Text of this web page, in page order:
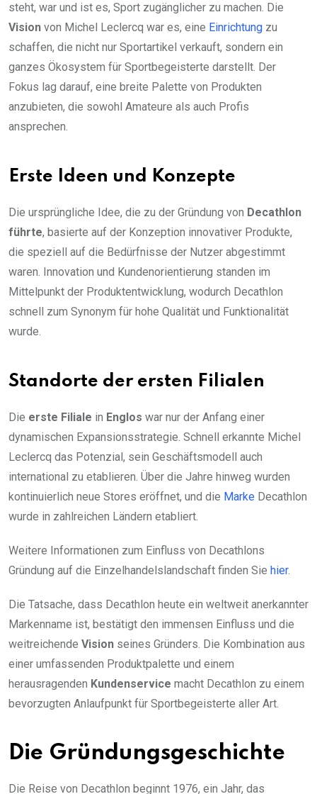
steht, war und ist es, Sport zugänglicher zu machen. Die
Vision von Michel Leclercq war es, eine Einrichtung zu
schaffen, die nicht nur Sportartikel verkauft, sondern ein
ganzes Ökosystem für Sportbegeisterte darstellt. Der
Fokus lag darauf, eine breite Palette von Produkten
anzubieten, die sowohl Amateure als auch Profis
ansprechen.
Erste Ideen und Konzepte
Die ursprüngliche Idee, die zu der Gründung von Decathlon
führte, basierte auf der Konzeption innovativer Produkte,
die speziell auf die Bedürfnisse der Nutzer abgestimmt
waren. Innovation und Kundenorientierung standen im
Mittelpunkt der Produktentwicklung, wodurch Decathlon
schnell zum Synonym für hohe Qualität und Funktionalität
wurde.
Standorte der ersten Filialen
Die erste Filiale in Englos war nur der Anfang einer
dynamischen Expansionsstrategie. Schnell erkannte Michel
Leclercq das Potenzial, sein Geschäftsmodell auch
international zu etablieren. Über die Jahre hinweg wurden
kontinuierlich neue Stores eröffnet, und die Marke Decathlon
wurde in zahlreichen Ländern etabliert.
Weitere Informationen zum Einfluss von Decathlons
Gründung auf die Einzelhandelslandschaft finden Sie hier.
Die Tatsache, dass Decathlon heute ein weltweit anerkannter
Markenname ist, bestätigt den immensen Einfluss und die
weitreichende Vision seines Gründers. Die Kombination aus
einer umfassenden Produktpalette und einem
herausragenden Kundenservice macht Decathlon zu einem
bevorzugten Anlaufpunkt für Sportbegeisterte aller Art.
Die Gründungsgeschichte
Die Reise von Decathlon beginnt 1976, ein Jahr, das